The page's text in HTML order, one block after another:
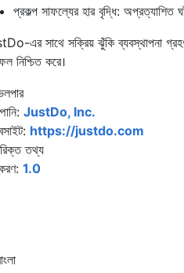
প্রকল্প সাফল্যের হার বৃদ্ধি: অপ্রত্যাশিত
এর সাথে সক্রিয় ঝুঁকি ব্যবস্থাপনা গ্রহণ
নিশ্চিত করে।
JustDo, Inc.
https://justdo.com
তথ্য
1.0